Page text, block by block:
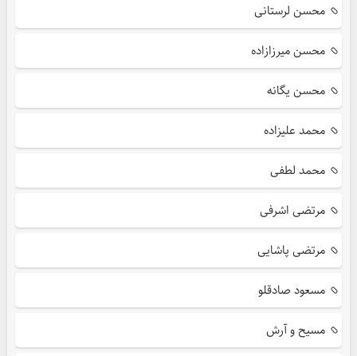
محسن لرستانی
محسن میرزازاده
محسن یگانه
محمد علیزاده
محمد لطفی
مرتضی اشرفی
مرتضی پاشایی
مسعود صادقلو
مسیح و آرش